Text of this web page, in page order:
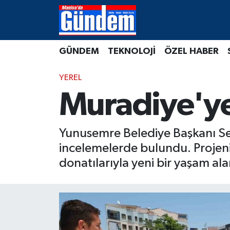
GÜNDEM TEKNOLOJİ ÖZEL HABER
YEREL
Yunusemre Belediye Başkanı
incelemelerde bulundu.
donatılarıyla yeni bir yaşam
Manisa Hava Durumu
Süper Lig Puan Durumu ve Fikstür
Tüm Manşetler
Son Dakika Haberleri
Haber Arşivi